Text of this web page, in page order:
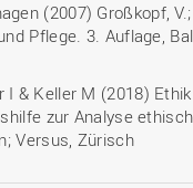
(2007) Großkopf,
Pflege. 3. Auflage,
I & Keller M (2018)
zur Analyse
Versus, Zürisch